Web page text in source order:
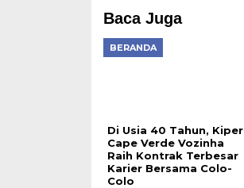
Baca Juga
BERANDA
Di Usia 40 Tahun, Kiper
Cape Verde Vozinha
Raih Kontrak Terbesar
Karier Bersama Colo-
Colo